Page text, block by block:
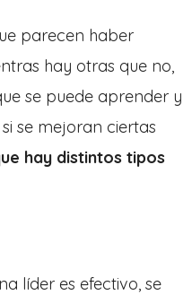
parecen haber
hay otras que no,
se puede aprender y
se mejoran ciertas
hay distintos tipos
líder es efectivo, se